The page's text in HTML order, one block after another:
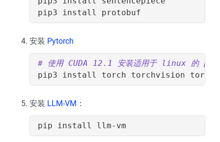
安装 Pytorch
# 使用 CUDA 12.1 安装适用于 linux 的
安装 LLM-VM ：